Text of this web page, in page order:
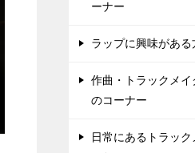
ーナー
ラップに興味があ
作曲・トラックメ
のコーナー
日常にあるトラッ